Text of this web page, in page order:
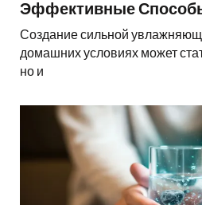
Эффективные
Создание сильной
домашних условиях может
но и